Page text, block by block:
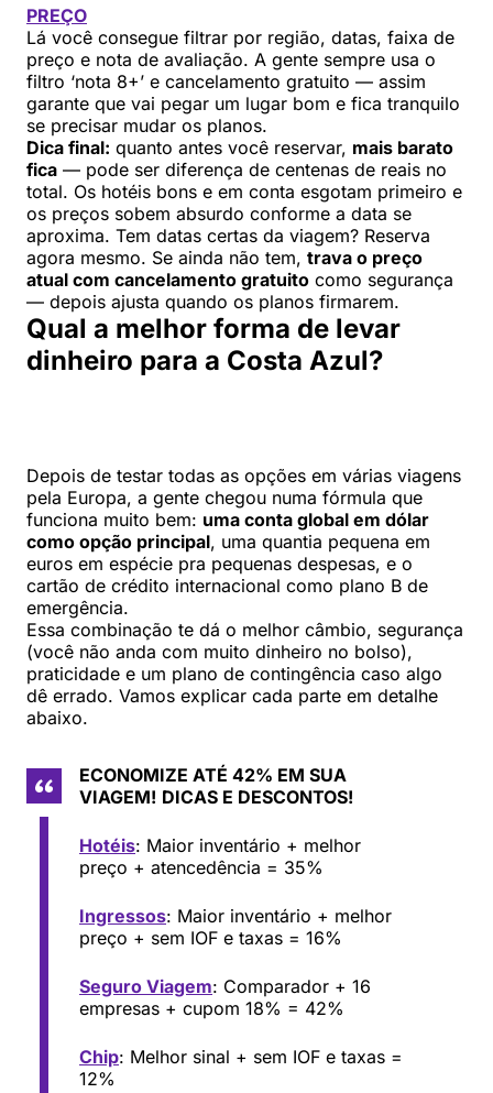
PREÇO
Lá você consegue filtrar por região, datas, faixa de
preço e nota de avaliação. A gente sempre usa o
filtro ‘nota 8+’ e cancelamento gratuito — assim
garante que vai pegar um lugar bom e fica tranquilo
se precisar mudar os planos.
Dica final: quanto antes você reservar, mais barato
fica — pode ser diferença de centenas de reais no
total. Os hotéis bons e em conta esgotam primeiro e
os preços sobem absurdo conforme a data se
aproxima. Tem datas certas da viagem? Reserva
agora mesmo. Se ainda não tem, trava o preço
atual com cancelamento gratuito como segurança
— depois ajusta quando os planos firmarem.
Qual a melhor forma de levar
dinheiro para a Costa Azul?
Depois de testar todas as opções em várias viagens
pela Europa, a gente chegou numa fórmula que
funciona muito bem: uma conta global em dólar
como opção principal, uma quantia pequena em
euros em espécie pra pequenas despesas, e o
cartão de crédito internacional como plano B de
emergência.
Essa combinação te dá o melhor câmbio, segurança
(você não anda com muito dinheiro no bolso),
praticidade e um plano de contingência caso algo
dê errado. Vamos explicar cada parte em detalhe
abaixo.
ECONOMIZE ATÉ 42% EM SUA
VIAGEM! DICAS E DESCONTOS!
Hotéis: Maior inventário + melhor
preço + atencedência = 35%
Ingressos: Maior inventário + melhor
preço + sem IOF e taxas = 16%
Seguro Viagem: Comparador + 16
empresas + cupom 18% = 42%
Chip: Melhor sinal + sem IOF e taxas =
12%